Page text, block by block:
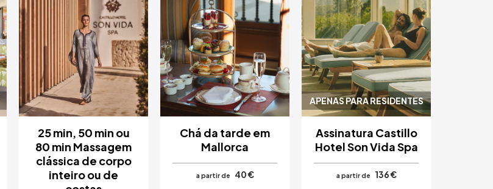
25 min, 50 min ou
80 min Massagem
clássica de corpo
inteiro ou de
Chá da tarde em
Mallorca
a partir de 40 €
APENAS PARA RESIDENTES
Assinatura Castillo
Hotel Son Vida Spa
a partir de 136 €